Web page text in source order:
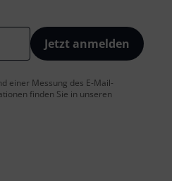
Jetzt anmelden
einer Messung des E-Mail-
finden Sie in unseren